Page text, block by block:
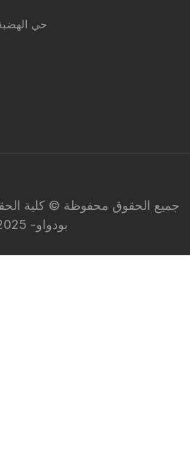
حي
جميع الحقوق محفوظة © كلية
بودواو- 2025